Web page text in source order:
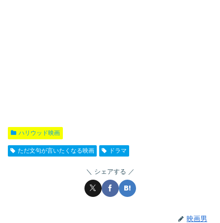
ハリウッド映画
ただ文句が言いたくなる映画 ドラマ
シェアする
映画男